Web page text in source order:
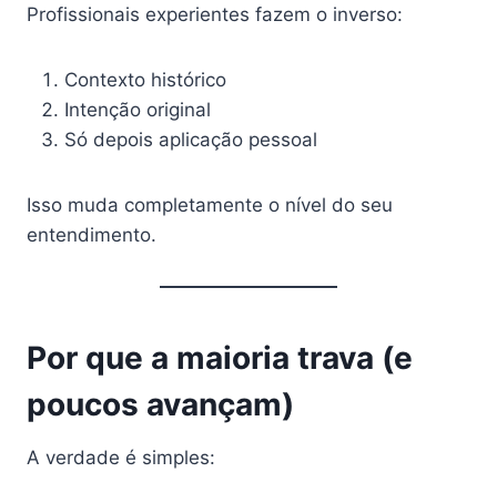
Profissionais experientes fazem o inverso:
Contexto histórico
Intenção original
Só depois aplicação pessoal
Isso muda completamente o nível do seu
entendimento.
Por que a maioria trava (e
poucos avançam)
A verdade é simples: